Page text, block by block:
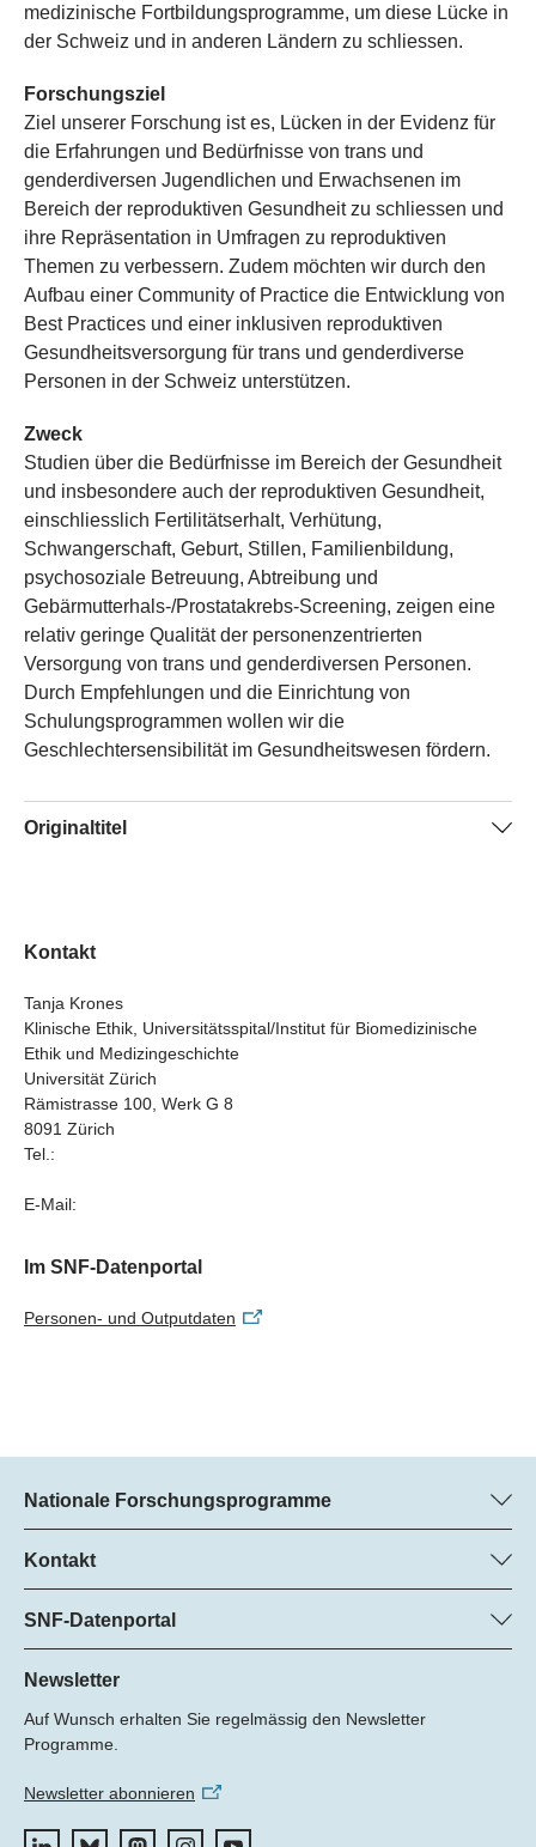
medizinische Fortbildungsprogramme, um diese Lücke in
der Schweiz und in anderen Ländern zu schliessen.
Forschungsziel
Ziel unserer Forschung ist es, Lücken in der Evidenz für
die Erfahrungen und Bedürfnisse von trans und
genderdiversen Jugendlichen und Erwachsenen im
Bereich der reproduktiven Gesundheit zu schliessen und
ihre Repräsentation in Umfragen zu reproduktiven
Themen zu verbessern. Zudem möchten wir durch den
Aufbau einer Community of Practice die Entwicklung von
Best Practices und einer inklusiven reproduktiven
Gesundheitsversorgung für trans und genderdiverse
Personen in der Schweiz unterstützen.
Zweck
Studien über die Bedürfnisse im Bereich der Gesundheit
und insbesondere auch der reproduktiven Gesundheit,
einschliesslich Fertilitätserhalt, Verhütung,
Schwangerschaft, Geburt, Stillen, Familienbildung,
psychosoziale Betreuung, Abtreibung und
Gebärmutterhals-/Prostatakrebs-Screening, zeigen eine
relativ geringe Qualität der personenzentrierten
Versorgung von trans und genderdiversen Personen.
Durch Empfehlungen und die Einrichtung von
Schulungsprogrammen wollen wir die
Geschlechtersensibilität im Gesundheitswesen fördern.
Originaltitel
reproductive health care services in Switzerland
Kontakt
Tanja Krones
Klinische Ethik, Universitätsspital/Institut für Biomedizinische
Ethik und Medizingeschichte
Universität Zürich
Rämistrasse 100, Werk G 8
8091 Zürich
Tel.:
E-Mail:
Im SNF-Datenportal
Personen- und Outputdaten
Nationale Forschungsprogramme
Hier finden Sie Informationen zu allen Nationalen
Forschungsprogrammen (NFP):
Alle NFP
Kontakt
Regine Maritz, SNF
Beatrice Schibler, SNF
Programm-Managerinnen
Tel.: +
E-Mail:
SNF-Datenportal
Hier finden Sie umfangreiche Informationen zu den vom SNF
geförderten Projekten.
Zum Datenportal
Newsletter
Auf Wunsch erhalten Sie regelmässig den Newsletter
Programme.
Newsletter abonnieren